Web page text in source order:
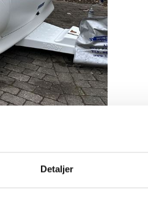
Detaljer
fra
har et stor rundsiddegruppe,